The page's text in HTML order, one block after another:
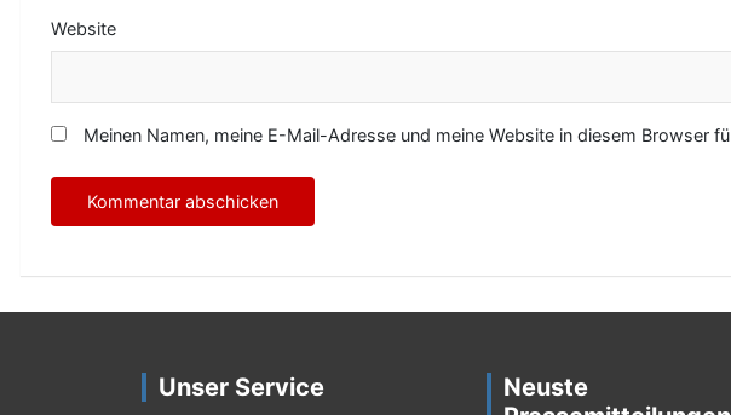
Website
Meinen Namen, meine E-Mail-Adresse und meine Website in diesem Browser
Unser Service
Neuste